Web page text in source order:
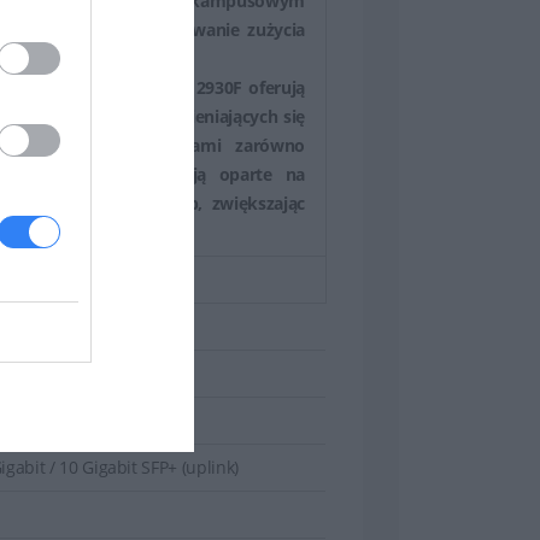
pakietów i dostosowanie zużycia
z serii Aruba 2930F oferują
bezustannie zmieniających się
dane przed atakami zarówno
obejmują oparte na
802.1X, MAC i Web, zwiększając
aplikacji.
/ 10 Gigabit SFP+ (uplink)